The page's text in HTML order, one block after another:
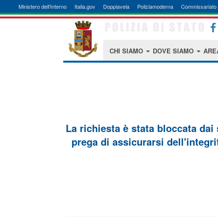
Ministero dell'Interno Italia.gov Doppiavela Poliziamoderna Commissariato
CHI SIAMO DOVE SIAMO
La richiesta è stata bloccata
prega di assicurarsi